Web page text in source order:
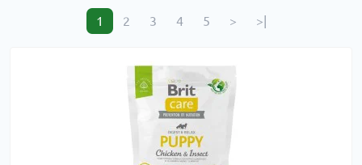
1 2 3 4 5 > >|